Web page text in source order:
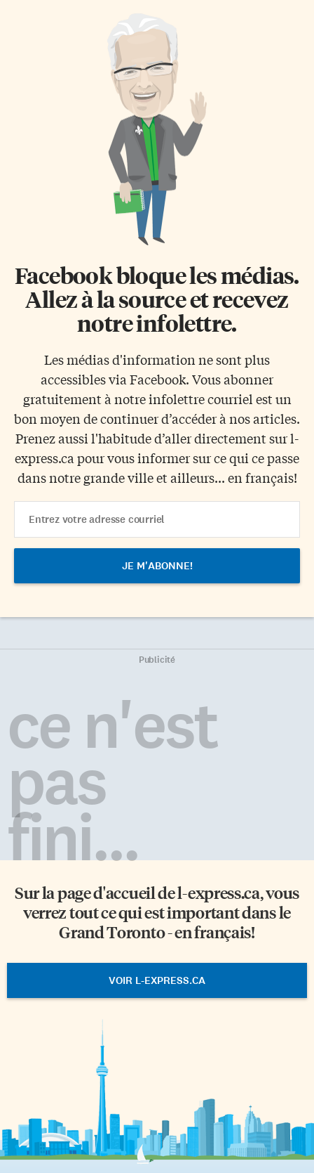
Facebook bloque les médias.
Allez à la source et recevez
notre infolettre.
Les médias d'information ne sont plus
accessibles via Facebook. Vous abonner
gratuitement à notre infolettre courriel est un
bon moyen de continuer d’accéder à nos articles.
Prenez aussi l'habitude d’aller directement sur l-
express.ca pour vous informer sur ce qui ce passe
dans notre grande ville et ailleurs... en français!
Address
Publicité
ce n'est
pas
fini...
Sur la page d'accueil del-express.ca, vous
verrez tout ce qui est important dans le
Grand Toronto - en français!
VOIR L-EXPRESS.CA